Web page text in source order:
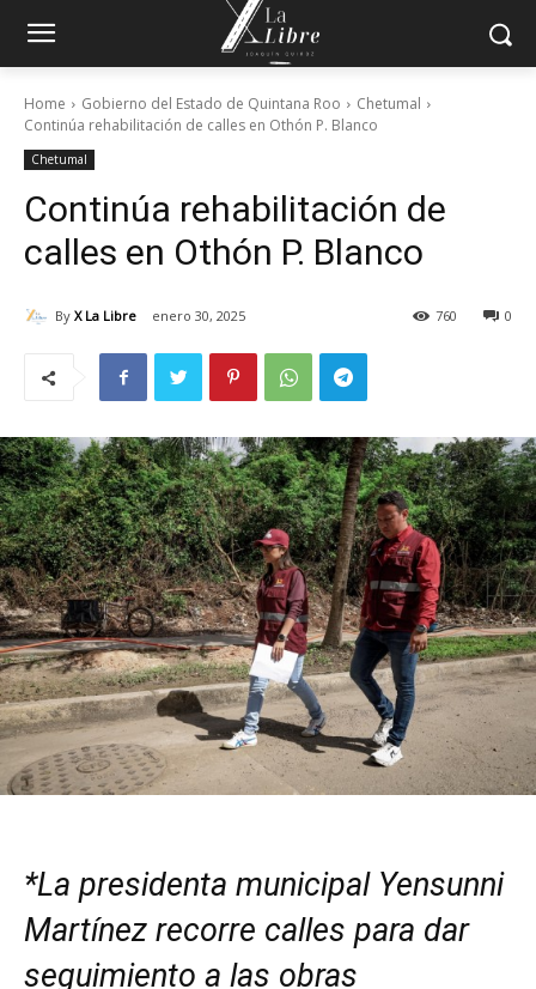
Home Gobierno del Estado de Quintana Roo
Chetumal
Continúa rehabilitación de calles en Othón P. Blanco
Chetumal
Continúa rehabilitación de
calles en Othón P. Blanco
By X La Libre enero 30, 2025 0
760
*La presidenta municipal Yensunni
Martínez recorre calles para dar
seguimiento a las obras